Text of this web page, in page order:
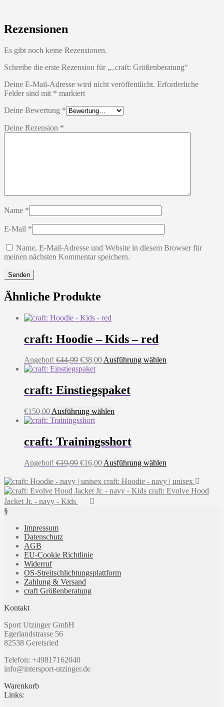
Rezensionen
Es gibt noch keine Rezensionen.
Schreibe die erste Rezension für „..craft: Größenberatung“
Deine E-Mail-Adresse wird nicht veröffentlicht. Erforderliche
Felder sind mit * markiert
Deine Bewertung *
Deine Rezension *
Name *
E-Mail *
Name, E-Mail-Adresse und Website in diesem Browser für
meinen nächsten Kommentar speichern.
Ähnliche Produkte
craft: Hoodie – Kids – red
Angebot! €44,99 Ursprünglicher
Preis
€44,99
€38,00Aktueller
€38,00.
Ausführung wählen
gewählt
werden
craft: Einstiegspaket
€150,00 Ausführung wählen
mehrere
Varianten
Die
können
auf
craft: Trainingsshort
Angebot! €19,99 Ursprünglicher
war:
€19,99
€16,00Aktueller
ist:
€16,00.
Ausführung wählen
weist
mehrere
craft: Hoodie - navy | unisex
craft: Evolve Hood
Jacket Jr. - navy - Kids
§
Impressum
Datenschutz
AGB
EU-Cookie Richtlinie
Widerruf
OS-Streitschlichtungsplattform
Zahlung & Versand
craft Größenberatung
Kontakt
Sport Utzinger GmbH
Egerlandstrasse 56
82538 Geretsried
Telefon: +49817162040
info@intersport-utzinger.de
Warenkorb
Links: